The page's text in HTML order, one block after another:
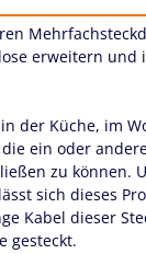
erweitern
der Küche, im
ein oder
zu können.
sich dieses
Kabel dieser
gesteckt.